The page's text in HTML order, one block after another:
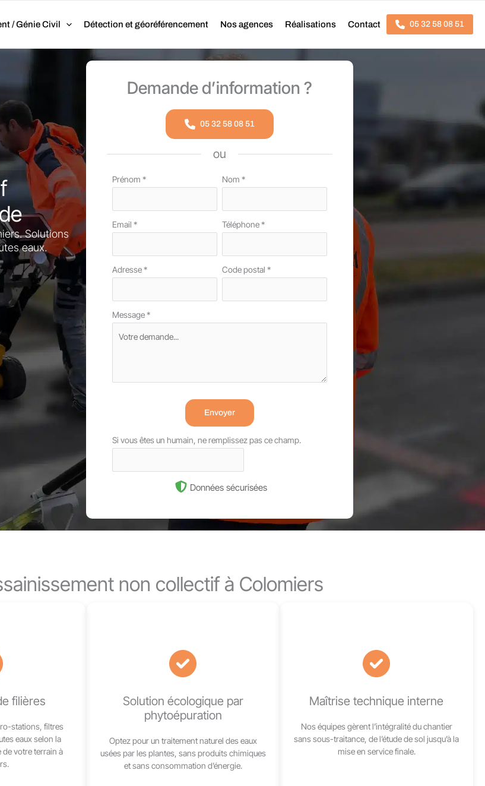
/ Génie Civil Détection et géoréférencement Nos agences Réalisations Contact 05 32 58 08 51
Solutions
eaux.
Demande d’information ?
05 32 58 08 51
ou
Formulaire
avec
téléphone
Prénom * Nom *
Email * Téléphone*
Adresse* Code postal *
Message*
Envoyer
Si vous êtes un humain, ne remplissez pas ce champ.
Données sécurisées
non collectif à Colomiers
filières
stations, filtres
eaux selon la
votre terrain à
Solution écologique par
phytoépuration
Optez pour un traitement naturel des eaux
usées par les plantes, sans produits chimiques
et sans consommation d’énergie.
Maîtrise technique interne
Nos équipes gèrent l’intégralité du chantier
sans sous-traitance, de l’étude de sol jusqu’à la
mise en service finale.